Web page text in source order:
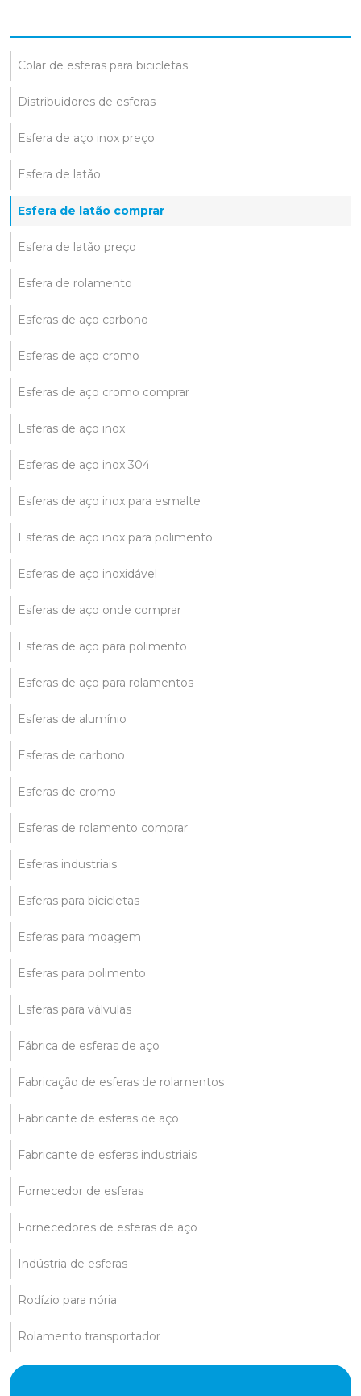
Colar de esferas para bicicletas
Distribuidores de esferas
Esfera de aço inox preço
Esfera de latão
Esfera de latão comprar
Esfera de latão preço
Esfera de rolamento
Esferas de aço carbono
Esferas de aço cromo
Esferas de aço cromo comprar
Esferas de aço inox
Esferas de aço inox 304
Esferas de aço inox para esmalte
Esferas de aço inox para polimento
Esferas de aço inoxidável
Esferas de aço onde comprar
Esferas de aço para polimento
Esferas de aço para rolamentos
Esferas de alumínio
Esferas de carbono
Esferas de cromo
Esferas de rolamento comprar
Esferas industriais
Esferas para bicicletas
Esferas para moagem
Esferas para polimento
Esferas para válvulas
Fábrica de esferas de aço
Fabricação de esferas de rolamentos
Fabricante de esferas de aço
Fabricante de esferas industriais
Fornecedor de esferas
Fornecedores de esferas de aço
Indústria de esferas
Rodízio para nória
Rolamento transportador